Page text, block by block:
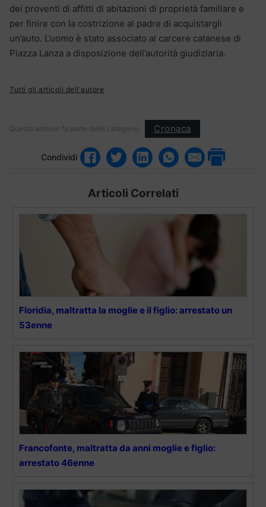
dei proventi di affitti di abitazioni di proprietà familiare e
per finire con la costrizione al padre di acquistargli
un’auto. L’uomo è stato associato al carcere catanese di
Piazza Lanza a disposizione dell’autorità giudiziaria.
Tutti gli articoli dell'autore
Questo articolo fa parte delle categorie: Cronaca
Condividi
Articoli Correlati
Floridia, maltratta la moglie e il figlio: arrestato un
53enne
Francofonte, maltratta da anni moglie e figlio:
arrestato 46enne